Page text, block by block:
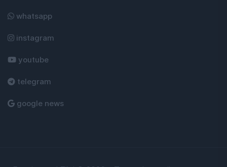
whatsapp
instagram
youtube
telegram
google news